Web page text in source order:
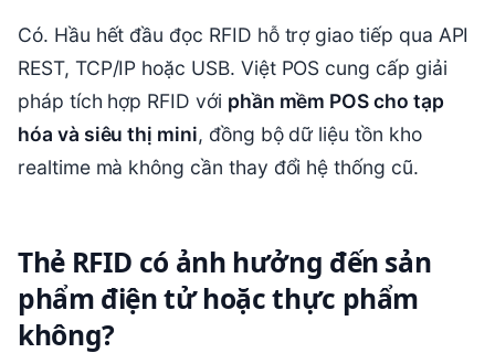
Có. Hầu hết đầu đọc RFID hỗ trợ giao tiếp qua API
REST, TCP/IP hoặc USB. Việt POS cung cấp giải
pháp tích hợp RFID với phần mềm POS cho tạp
hóa và siêu thị mini , đồng bộ dữ liệu tồn kho
realtime mà không cần thay đổi hệ thống cũ.
Thẻ RFID có ảnh hưởng đến sản
phẩm điện tử hoặc thực phẩm
không?